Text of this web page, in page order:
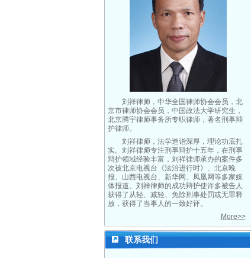
刘祥律师，中华全国律师协会会员，北
京市律师协会会员，中国政法大学研究生，
北京腾宇律师事务所专职律师，著名刑事辩
护律师。
刘祥律师，法学造诣深厚，理论功底扎
实。刘祥律师专注刑事辩护十五年，在刑事
辩护领域经验丰富，刘祥律师承办的案件多
次被北京电视台《法治进行时》、北京晚
报、山西电视台、新华网、凤凰网等多家媒
体报道。刘祥律师的成功辩护使许多被告人
获得了从轻、减轻、免除刑事处罚或无罪释
放，获得了当事人的一致好评。
More>>
联系我们